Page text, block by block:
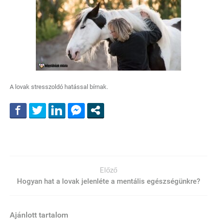
A lovak stresszoldó hatással bírnak.
Előző
Hogyan hat a lovak jelenléte a mentális egészségünkre?
Ajánlott tartalom